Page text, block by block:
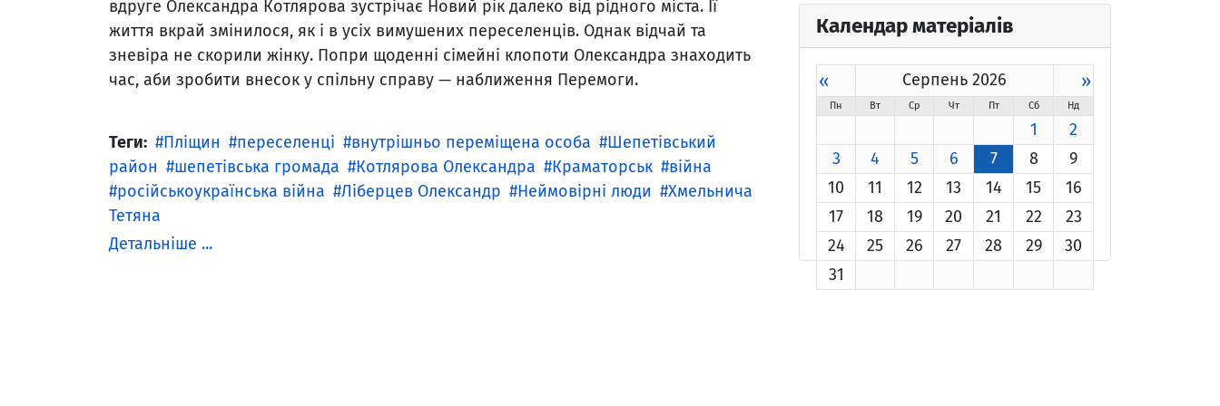
вдруге Олександра Котлярова зустрічає Новий рік далеко від рідного міста. Її
життя вкрай змінилося, як і в усіх вимушених переселенців. Однак відчай та
зневіра не скорили жінку. Попри щоденні сімейні клопоти Олександра знаходить
час, аби зробити внесок у спільну справу — наближення Перемоги.
Теги: Пліщин переселенці внутрішньо переміщена особа
Шепетівський
район
шепетівська громада Котлярова Олександра Краматорськ
війна
російськоукраїнська війна
Ліберцев Олександр Неймовірні люди
Хмельнича
Тетяна
Детальніше ...
Календар матеріалів
« Серпень 2026 »
Пн Вт Ср Чт Пт Сб Нд
1
2
3
4 5 6 7 8
9
10
11 12 13 14 15
16
17
18 19 20 21 22
23
24
25 26 27 28 29
30
31